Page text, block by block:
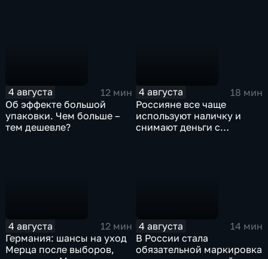
4 августа
12 мин
Об эффекте большой
упаковки. Чем больше –
тем дешевле?
4 августа
18 мин
Россияне все чаще
используют наличку и
снимают деньги с
4 августа
12 мин
Германия: шансы на уход
Мерца после выборов,
4 августа
14 мин
В России стала
обязательной маркировка